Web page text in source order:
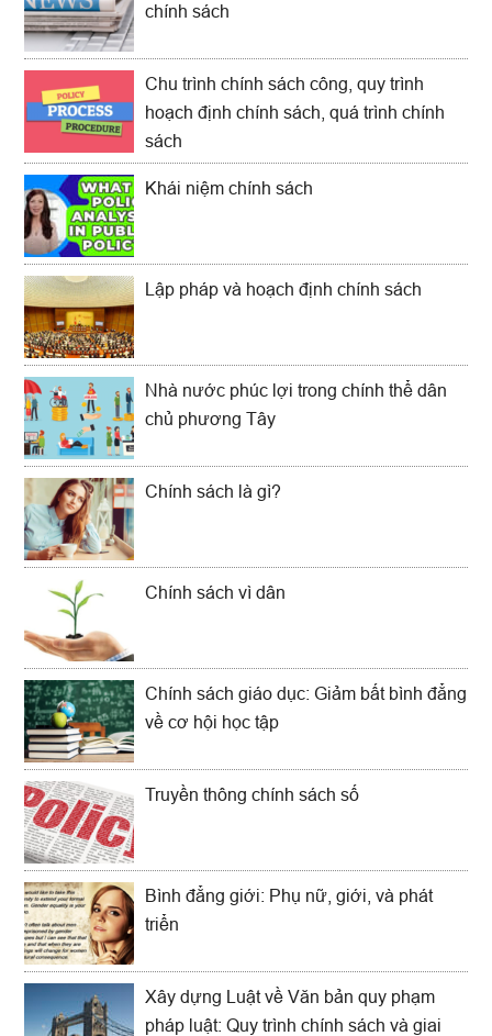
chính sách
Chu trình chính sách công, quy trình
hoạch định chính sách, quá trình chính
sách
Khái niệm chính sách
Lập pháp và hoạch định chính sách
Nhà nước phúc lợi trong chính thể dân
chủ phương Tây
Chính sách là gì?
Chính sách vì dân
Chính sách giáo dục: Giảm bất bình đẳng
về cơ hội học tập
Truyền thông chính sách số
Bình đẳng giới: Phụ nữ, giới, và phát
triển
Xây dựng Luật về Văn bản quy phạm
pháp luật: Quy trình chính sách và giai